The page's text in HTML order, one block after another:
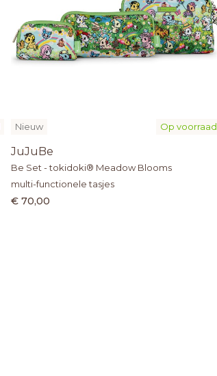
Op voorraad
Nieuw
JuJuBe
Be Set - tokidoki® Meadow Blooms
multi-functionele tasjes
€ 70,00